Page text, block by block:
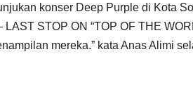
konser Deep Purple di Kota
STOP ON “TOP OF THE
mereka.” kata Anas Alimi